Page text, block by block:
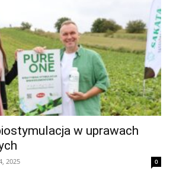
w uprawach
2025 0